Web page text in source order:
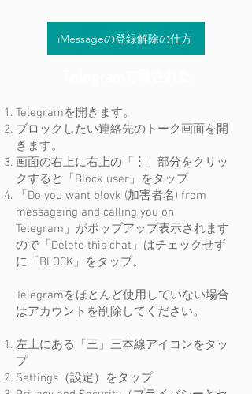
iMessageの登録解除の仕方
Telegramを開きます。
ブロックしたい連絡先のトーク画面を開
きます。
画面の右上に右上の「︙」部分をクリッ
クすると「Block user」をタップ
「Do you want blovk (加害者名) from
messageing and calling you on
Telegram」がポップアップ表示されます
ので「Delete this chat」はチェックせず
に「BLOCK」をタップ。
Telegramをほとんど使用していない場合
はアカウントを削除してください。
左上にある「三」三本線アイコンをタッ
プ
Settings（設定）をタップ